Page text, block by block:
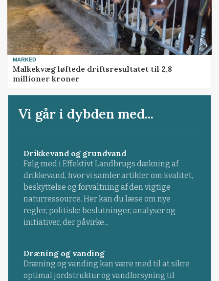
MARKED
Malkekvæg løftede driftsresultatet til 2,8
millioner kroner
Vi går i dybden med...
Drikkevand og grundvand
Følg med i Effektivt Landbrugs dækning af
drikkevand, hvor vi samler artikler om kvalitet,
beskyttelse og forvaltning af den vigtige
naturressource. Her kan du læse om nye
regler, politiske beslutninger, analyser og
initiativer, der påvirke...
Dræning og vanding
Dræning og vanding kan være med til at sikre
optimal jordstruktur og vandforsyning til